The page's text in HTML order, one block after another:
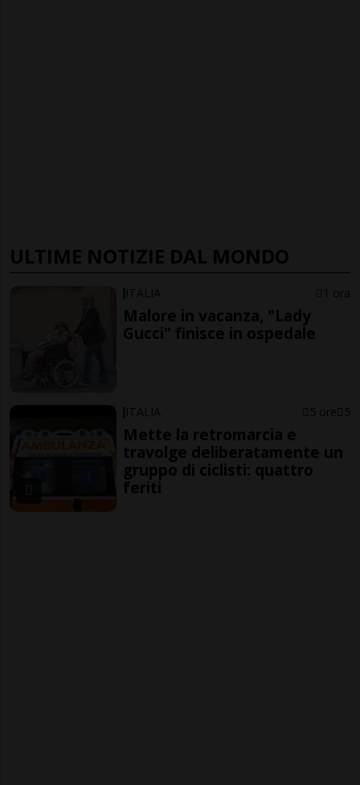
ULTIME NOTIZIE DAL MONDO
ITALIA 1 ora
Malore in vacanza, "Lady
Gucci" finisce in ospedale
ITALIA 5 ore 5
Mette la retromarcia e
travolge deliberatamente un
gruppo di ciclisti: quattro
feriti